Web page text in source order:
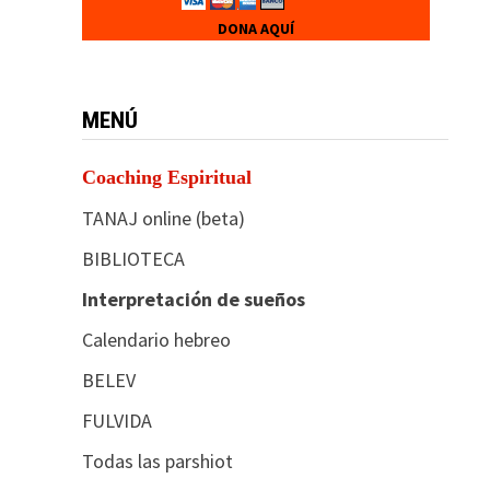
DONA AQUÍ
MENÚ
Coaching Espiritual
TANAJ online (beta)
BIBLIOTECA
Interpretación de sueños
Calendario hebreo
BELEV
FULVIDA
Todas las parshiot